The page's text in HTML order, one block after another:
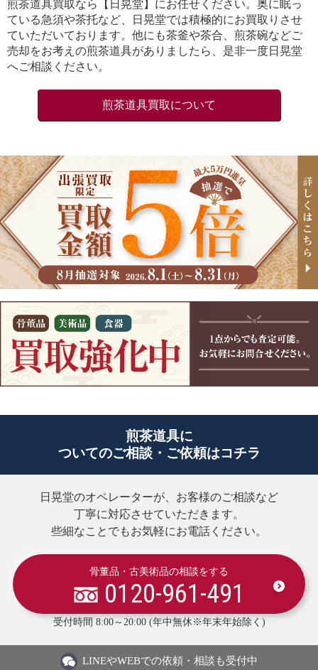
煎茶道具買取なら【日晃堂】にお任せください。奥に眠っ
ている急須や茶托など、日晃堂では積極的にお買取りさせ
ていただいております。他にも茶釜や茶合、煎茶碗などご
売却をお考えの煎茶道具がありましたら、是非一度日晃堂
へご相談ください。
煎茶道具買取について
煎茶道具に
ついてのご相談・ご依頼はコチラ
日晃堂のオペレーターが、お客様のご相談など
丁寧に対応させていただきます。
些細なことでもお気軽にお電話ください。
骨董品・古美術品の相談をする
0120-961-491
受付時間 8:00～20:00 (年中無休※年末年始除く)
LINEやWEBでの依頼・相談も受付中